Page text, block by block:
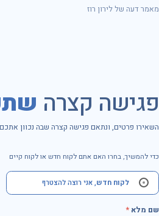
מאמר דעה של לירון רוז
פגישה קצרה
השאירו פרטים, ונתאם פגישה קצרה שבה נכוון אתכם
כדי להמשיך, בחרו האם אתם לקוח חדש או לקוח קיים
לקוח חדש, אני רוצה להצטרף
שם מלא